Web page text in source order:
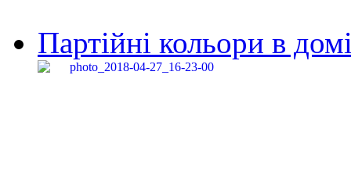
Партійні кольори в